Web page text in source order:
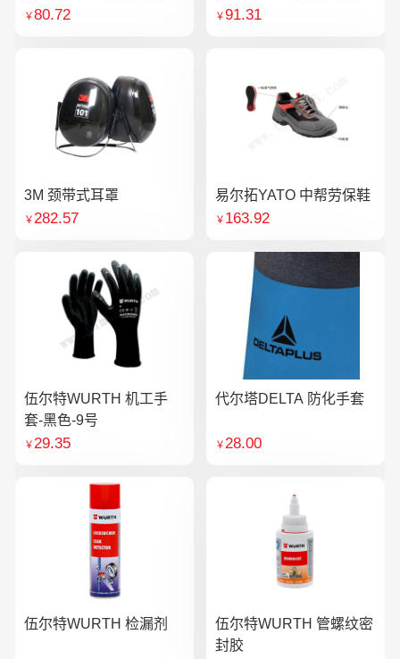
￥80.72 ￥91.31
3M 颈带式耳罩
￥282.57
易尔拓YATO 中帮劳保鞋
￥ 163.92
伍尔特WURTH 机工手
套-黑色-9号
￥29.35
代尔塔DELTA 防化手套
￥28.00
伍尔特WURTH 检漏剂
伍尔特WURTH 管螺纹密
封胶